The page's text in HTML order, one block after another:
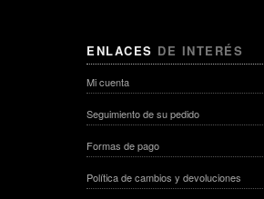
ENLACES DE INTERÉS
Mi cuenta
Seguimiento de su pedido
Formas de pago
Política de cambios y devoluciones